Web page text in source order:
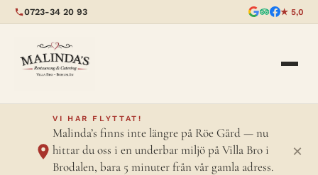
0723-34 20 93 ★ 5,0
VI HAR FLYTTAT!
Malinda’s finns inte längre på Röe Gård — nu
hittar du oss i en underbar miljö på Villa Bro i
Brodalen, bara 5 minuter från vår gamla adress.
×